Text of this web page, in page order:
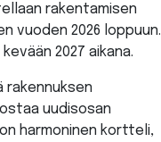
rakentamisen
vuoden 2026 loppuun.
2027 aikana.
rakennuksen
uudisosan
harmoninen kortteli,